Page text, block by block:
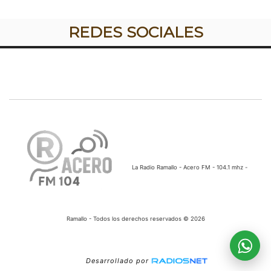
REDES SOCIALES
La Radio Ramallo - Acero FM - 104.1 mhz -
Ramallo - Todos los derechos reservados © 2026
Desarrollado por